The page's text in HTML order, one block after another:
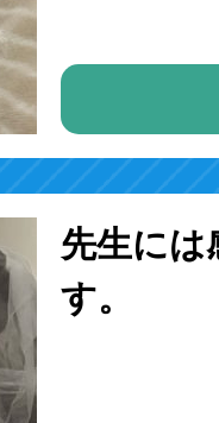
先生には
す。